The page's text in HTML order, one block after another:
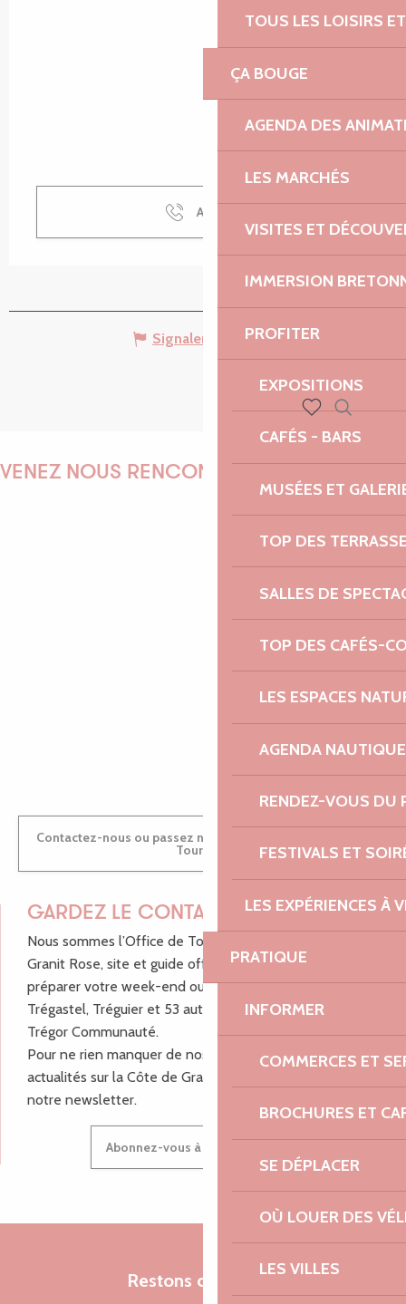
TOUS LES LOISIRS
ÇA BOUGE
AGENDA DES
LES MARCHÉS
VISITES ET
IMMERSION
PROFITER
EXPOSITIONS
CAFÉS - BARS
MUSÉES ET
TOP DES
SALLES DE
TOP DES CAFÉS-
LES ESPACES
AGENDA NAUTIQUE
RENDEZ-VOUS DU
FESTIVALS ET
LES EXPÉRIENCES À
PRATIQUE
INFORMER
COMMERCES ET
BROCHURES ET
SE DÉPLACER
OÙ LOUER DES
LES VILLES
Voir les favoris
Appeler
Signaler une erreur
VENEZ NOUS RENCONTRER !
EMILIE
MARINE
ANTOINE
Contactez-nous ou passez nous voir dans nos Offices de
Tourisme
GARDEZ LE CONTACT !
Nous sommes l’Office de Tourisme Bretagne - Côte de
Granit Rose, site et guide officiel pour vous aider à
préparer votre week-end ou vos vacances à Lannion,
Trégastel, Tréguier et 53 autres communes de Lannion-
Trégor Communauté.
Pour ne rien manquer de nos bons plans et nos
actualités sur la Côte de Granit Rose, inscrivez-vous à
notre newsletter.
Abonnez-vous à notre newsletter
Restons connectés